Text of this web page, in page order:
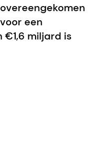
een
miljard is